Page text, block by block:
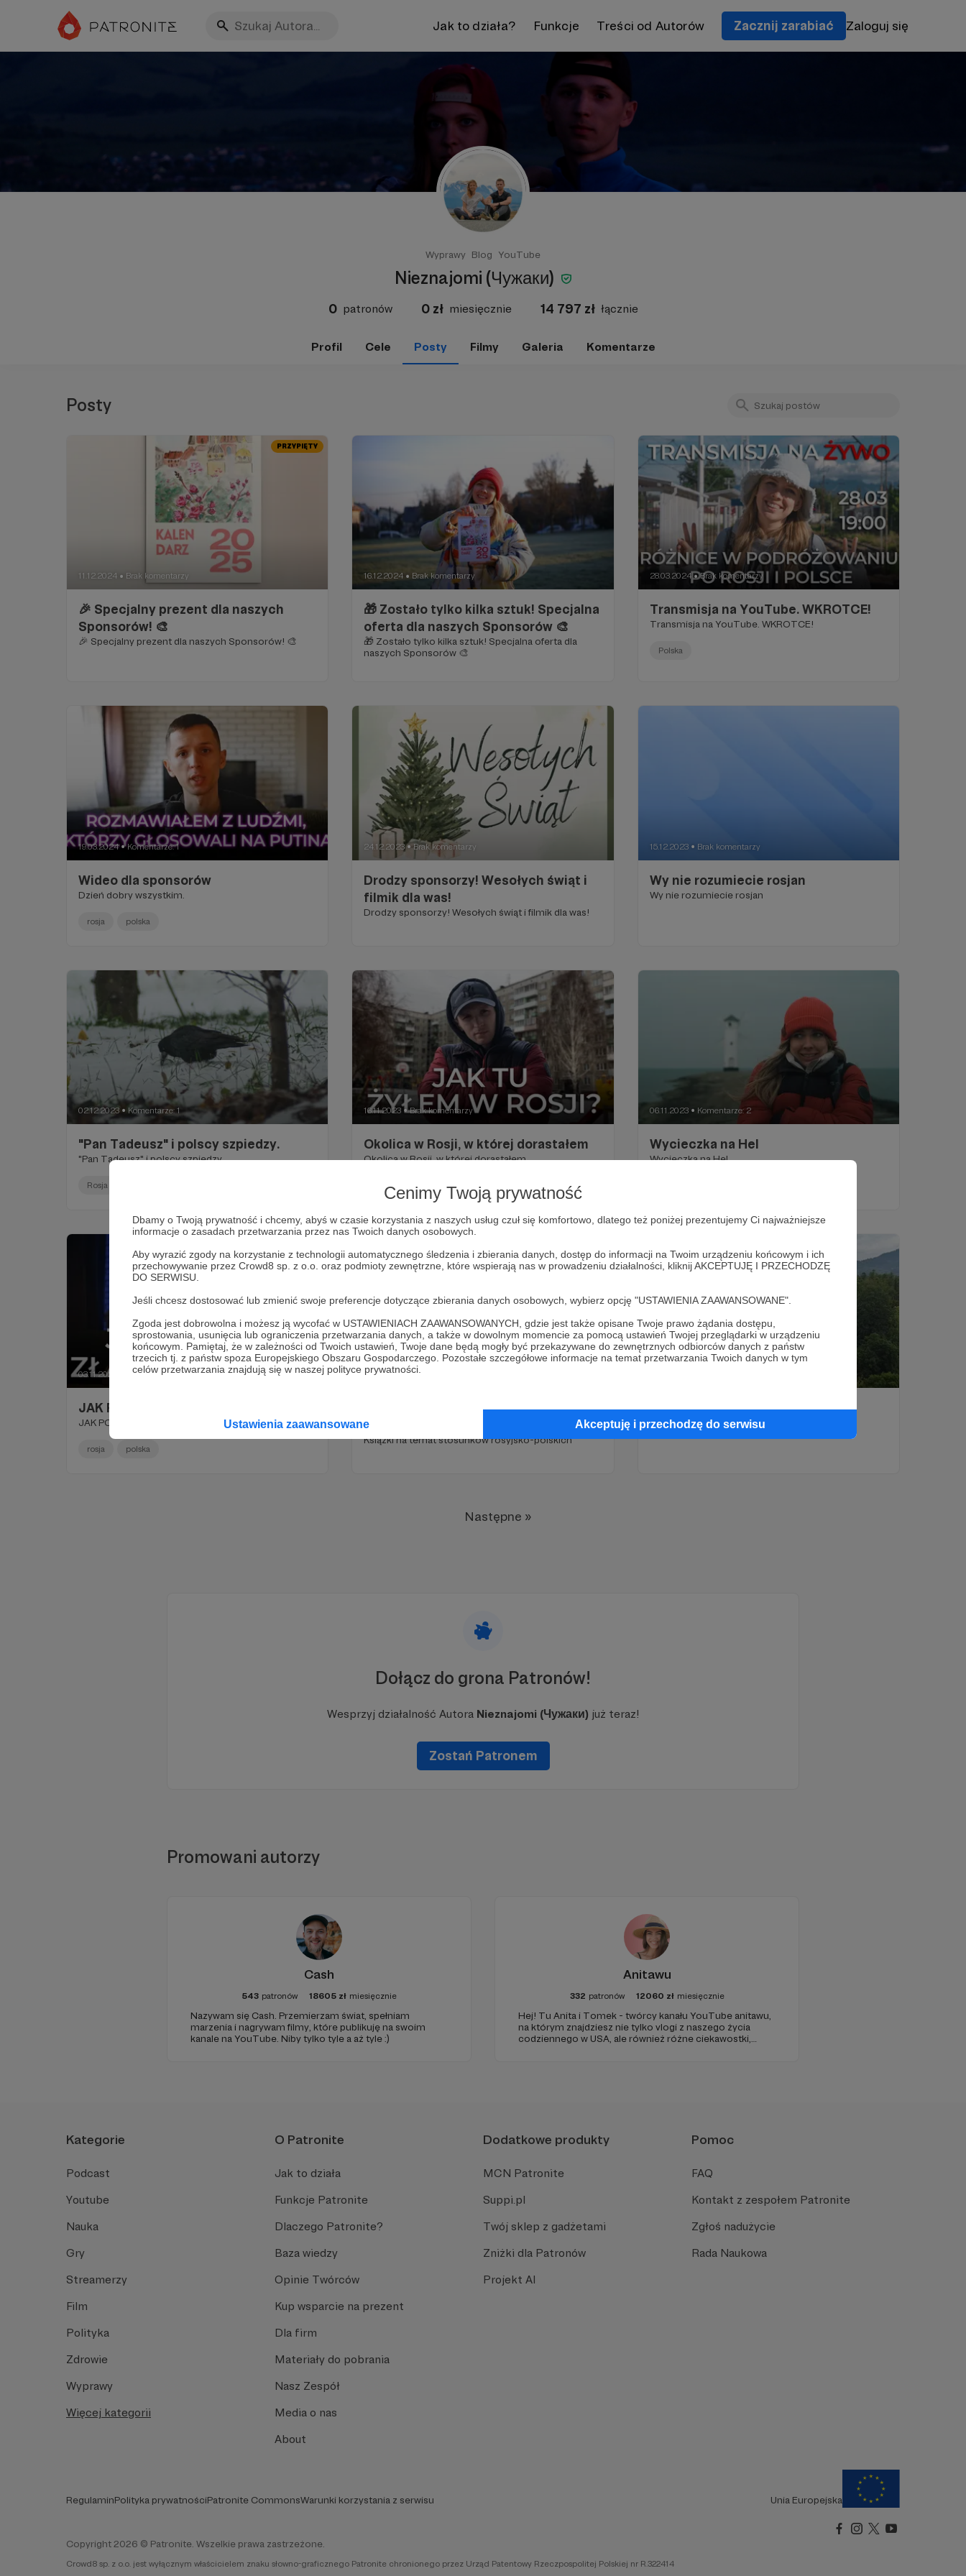
Cenimy Twoją prywatność
Dbamy o Twoją prywatność i chcemy, abyś w czasie korzystania z naszych usług czuł się komfortowo, dlatego też poniżej prezentujemy Ci najważniejsze
informacje o zasadach przetwarzania przez nas Twoich danych osobowych.
Aby wyrazić zgody na korzystanie z technologii automatycznego śledzenia i zbierania danych, dostęp do informacji na Twoim urządzeniu końcowym i ich
przechowywanie przez Crowd8 sp. z o.o. oraz podmioty zewnętrzne, które wspierają nas w prowadzeniu działalności, kliknij AKCEPTUJĘ I PRZECHODZĘ
DO SERWISU.
Jeśli chcesz dostosować lub zmienić swoje preferencje dotyczące zbierania danych osobowych, wybierz opcję "USTAWIENIA ZAAWANSOWANE".
Zgoda jest dobrowolna i możesz ją wycofać w USTAWIENIACH ZAAWANSOWANYCH, gdzie jest także opisane Twoje prawo żądania dostępu,
sprostowania, usunięcia lub ograniczenia przetwarzania danych, a także w dowolnym momencie za pomocą ustawień Twojej przeglądarki w urządzeniu
końcowym. Pamiętaj, że w zależności od Twoich ustawień, Twoje dane będą mogły być przekazywane do zewnętrznych odbiorców danych z państw
trzecich tj. z państw spoza Europejskiego Obszaru Gospodarczego. Pozostałe szczegółowe informacje na temat przetwarzania Twoich danych w tym
celów przetwarzania znajdują się w naszej polityce prywatności.
Ustawienia zaawansowane Akceptuję i przechodzę do serwisu
Jak to działa? Funkcje Treści od Autorów Zacznij zarabiać Zaloguj się
Wyprawy Blog YouTube
Nieznajomi (Чужаки)
0 patronów 0 zł miesięcznie 14 797 zł łącznie
Profil Cele Posty Filmy Galeria Komentarze
Posty
PRZYPIĘTY
11.12.2024 ● Brak komentarzy
🎉 Specjalny prezent dla naszych
Sponsorów! 🎨
🎉 Specjalny prezent dla naszych Sponsorów! 🎨
16.12.2024 ● Brak komentarzy
🎁 Zostało tylko kilka sztuk! Specjalna
oferta dla naszych Sponsorów 🎨
🎁 Zostało tylko kilka sztuk! Specjalna oferta dla
naszych Sponsorów 🎨
28.03.2024 ● Brak komentarzy
Transmisja na YouTube. WKROTCE!
Transmisja na YouTube. WKROTCE!
Polska
19.03.2024 ● Komentarze: 1
Wideo dla sponsorów
Dzień dobry wszystkim.
rosja polska
24.12.2023 ● Brak komentarzy
Drodzy sponsorzy! Wesołych świąt i
filmik dla was!
Drodzy sponsorzy! Wesołych świąt i filmik dla was!
15.12.2023 ● Brak komentarzy
Wy nie rozumiecie rosjan
Wy nie rozumiecie rosjan
02.12.2023 ● Komentarze: 1
"Pan Tadeusz" i polscy szpiedzy.
"Pan Tadeusz" i polscy szpiedzy.
Rosja
16.11.2023 ● Brak komentarzy
Okolica w Rosji, w której dorastałem
Okolica w Rosji, w której dorastałem
Rosja Polska
06.11.2023 ● Komentarze: 2
Wycieczka na Hel
Wycieczka na Hel
03.11.2023 Komentarze: 2
JAK POLSKA ZŁAMAŁA ROSJĘ?
JAK POLSKA ZŁAMAŁA ROSJĘ?
rosja polska
30.10.2023 ● Brak komentarzy
Książki na temat stosunków rosyjsko-
polskich
Książki na temat stosunków rosyjsko-polskich
100 tysięcy wyświetleń
100 tysięcy wyświetleń
Następne »
Dołącz do grona Patronów!
Wesprzyj działalność Autora Nieznajomi (Чужаки) już teraz!
Zostań Patronem
Promowani autorzy
Cash
543 patronów 18605 zł miesięcznie
Nazywam się Cash. Przemierzam świat, spełniam
marzenia i nagrywam filmy, które publikuję na swoim
kanale na YouTube. Niby tylko tyle a aż tyle :)
Anitawu
332 patronów 12060 zł miesięcznie
Hej! Tu Anita i Tomek - twórcy kanału YouTube anitawu,
na którym znajdziesz nie tylko vlogi z naszego życia
codziennego w USA, ale również różne ciekawostki,
Kategorie
Podcast
Youtube
Nauka
Gry
Streamerzy
Film
Polityka
Zdrowie
Wyprawy
Więcej kategorii
O Patronite
Jak to działa
Funkcje Patronite
Dlaczego Patronite?
Baza wiedzy
Opinie Twórców
Kup wsparcie na prezent
Dla firm
Materiały do pobrania
Nasz Zespół
Media o nas
About
Dodatkowe produkty
MCN Patronite
Suppi.pl
Twój sklep z gadżetami
Zniżki dla Patronów
Projekt AI
Pomoc
FAQ
Kontakt z zespołem Patronite
Zgłoś nadużycie
Rada Naukowa
RegulaminPolityka prywatnościPatronite CommonsWarunki korzystania z serwisu Unia Europejska
Copyright 2026 © Patronite. Wszelkie prawa zastrzeżone.
Crowd8 sp. z o.o. jest wyłącznym właścicielem znaku słowno-graficznego Patronite chronionego przez Urząd Patentowy Rzeczpospolitej Polskiej nr R.322414